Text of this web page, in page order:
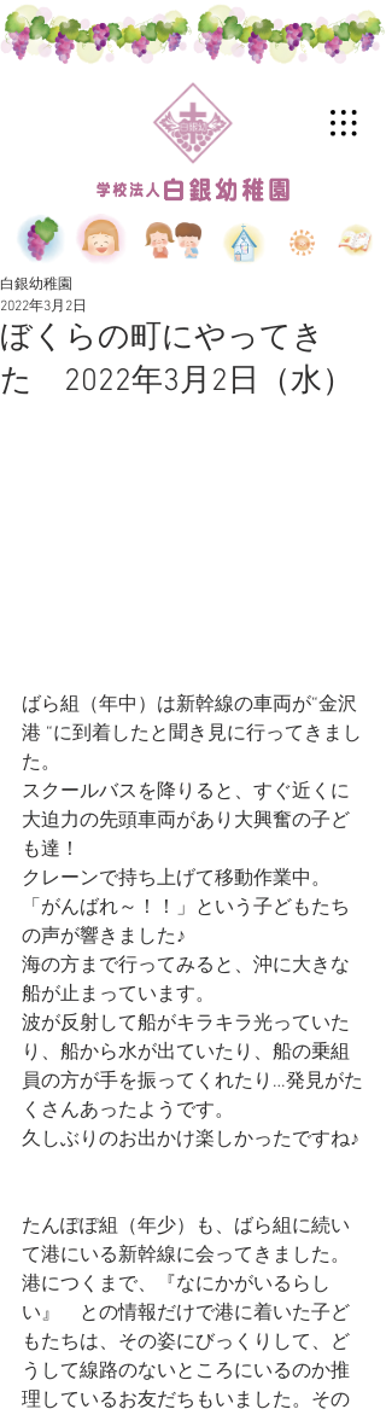
ぼくらの町にやってき
た 2022年3月2日（水）
白銀幼稚園
2022年3月2日
ばら組（年中）は新幹線の車両が“金沢
港 “に到着したと聞き見に行ってきまし
た。
スクールバスを降りると、すぐ近くに
大迫力の先頭車両があり大興奮の子ど
も達！
クレーンで持ち上げて移動作業中。
「がんばれ～！！」という子どもたち
の声が響きました♪
海の方まで行ってみると、沖に大きな
船が止まっています。
波が反射して船がキラキラ光っていた
り、船から水が出ていたり、船の乗組
員の方が手を振ってくれたり…発見がた
くさんあったようです。
久しぶりのお出かけ楽しかったですね♪
たんぽぽ組（年少）も、ばら組に続い
て港にいる新幹線に会ってきました。
港につくまで、『なにかがいるらし
い』　との情報だけで港に着いた子ど
もたちは、その姿にびっくりして、ど
うして線路のないところにいるのか推
理しているお友だちもいました。その